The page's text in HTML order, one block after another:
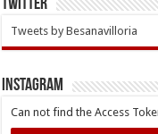
Twitter
Tweets by Besanavilloria
INSTAGRAM
Can not find the Access